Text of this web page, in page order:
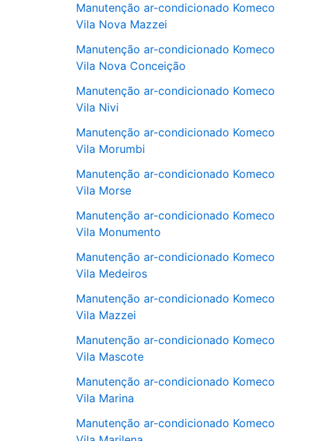
Manutenção ar-condicionado Komeco
Vila Nova Mazzei
Manutenção ar-condicionado Komeco
Vila Nova Conceição
Manutenção ar-condicionado Komeco
Vila Nivi
Manutenção ar-condicionado Komeco
Vila Morumbi
Manutenção ar-condicionado Komeco
Vila Morse
Manutenção ar-condicionado Komeco
Vila Monumento
Manutenção ar-condicionado Komeco
Vila Medeiros
Manutenção ar-condicionado Komeco
Vila Mazzei
Manutenção ar-condicionado Komeco
Vila Mascote
Manutenção ar-condicionado Komeco
Vila Marina
Manutenção ar-condicionado Komeco